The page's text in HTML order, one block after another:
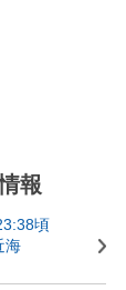
報
頃
海